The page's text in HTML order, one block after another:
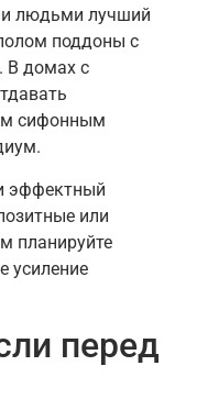
людьми лучший
поддоны с
В домах с
сифонным
эффектный
или
планируйте
усиление
перед